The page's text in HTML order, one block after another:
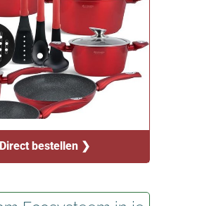
Direct bestellen ❯